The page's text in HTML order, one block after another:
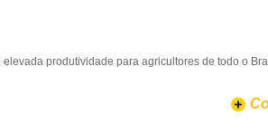
produtividade para agricultores de todo o